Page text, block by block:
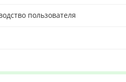
пользователя